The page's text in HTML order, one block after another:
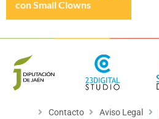
con Small Clowns
Contacto Aviso Legal